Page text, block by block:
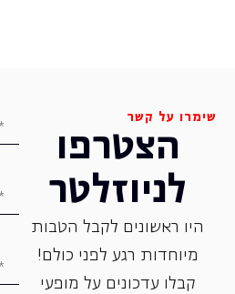
שימרו על קשר
הצטרפו
לניוזלטר
היו ראשונים לקבל הטבות
מיוחדות רגע לפני כולם!
קבלו עדכונים על מופעי